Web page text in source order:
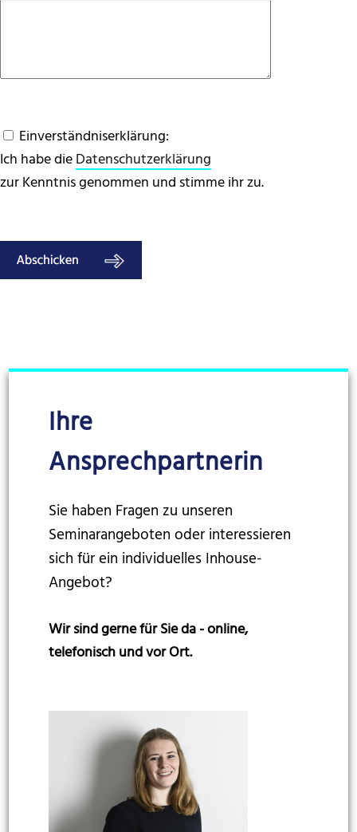
Einverständniserklärung:
Ich habe dieDatenschutzerklärung
zur Kenntnis genommen und stimme ihr zu.
Ihre
Ansprechpartnerin
Sie haben Fragen zu unseren
Seminarangeboten oder interessieren
sich für ein individuelles Inhouse-
Angebot?
Wir sind gerne für Sie da - online,
telefonisch und vor Ort.